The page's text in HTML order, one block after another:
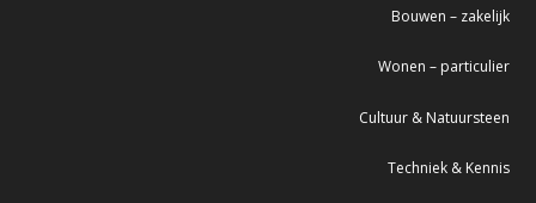
Bouwen – zakelijk
Wonen – particulier
Cultuur & Natuursteen
Techniek & Kennis